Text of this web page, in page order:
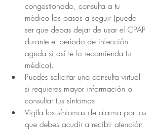
congestionado, consulta a tu
médico los pasos a seguir (puede
ser que debas dejar de usar el CPAP
durante el periodo de infección
aguda si así te lo recomienda tu
médico).
Puedes solicitar una consulta virtual
si requieres mayor información o
consultar tus síntomas.
Vigila los síntomas de alarma por los
que debes acudir a recibir atención